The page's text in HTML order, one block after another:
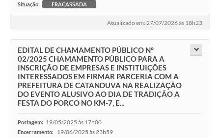
Situação: FRACASSADA
Atualizado em: 27/07/2026 às 18h23
EDITAL DE CHAMAMENTO PÚBLICO N°
02/2025 CHAMAMENTO PÚBLICO PARA A
INSCRIÇÃO DE EMPRESAS E INSTITUIÇÕES
INTERESSADOS EM FIRMAR PARCERIA COM A
PREFEITURA DE CATANDUVA NA REALIZAÇÃO
DO EVENTO ALUSIVO AO DIA DE TRADIÇÃO A
FESTA DO PORCO NO KM-7, E...
Postagem: 19/05/2025 às 17h00
Encerramento: 19/06/2025 às 23h59